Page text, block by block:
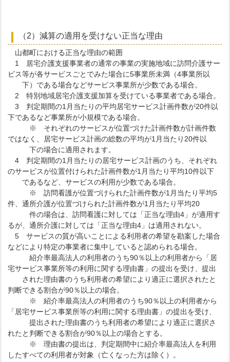
（2）減算の適用を受けない正当な理由
山都町における正当な理由の範囲
1 居宅介護支援事業者の通常の事業の実施地域に訪問介護サー
ビス等が各サービスごとでみた場合に5事業所未満（4事業所以
下）である場合などサービス事業所が少数である場合。
2 特別地域居宅介護支援加算を受けている事業者である場合。
3 判定期間の1月当たりの平均居宅サービス計画件数が20件以
下であるなど事業所が小規模である場合。
※ それぞれのサービスが位置づけた計画件数が計画件数
ではなく、居宅サービス計画の総数の平均が1月当たり20件以
下の場合に適用されます。
4 判定期間の1月当たりの居宅サービス計画のうち、それぞれ
のサービスが位置付けられた計画件数が1月当たり平均10件以下
であるなど、サービスの利用が少数である場合。
※ 訪問看護が位置づけられた計画件数が1月当たり平均5
件、通所介護が位置づけられた計画件数が1月当たり平均20
件の場合は、訪問看護に対しては「正当な理由4」が適用す
るが、通所介護に対しては「正当な理由4」は適用されない。
5 サービスの質が高いことによる利用者の希望を勘案した場合
などにより特定の事業者に集中していると認められる場合。
紹介率最高法人の利用者のうち90％以上の利用者から「居
宅サービス事業所等の利用に関する理由書」の提出を受け、提出
された理由書のうち利用者の希望により適正に選択されたと
判断できる割合が90％以上の場合。
※ 紹介率最高法人の利用者のうち90％以上の利用者から
「居宅サービス事業所等の利用に関する理由書」の提出を受け、
提出された理由書のうち利用者の希望により適正に選択さ
れたと判断できる割合が90％以上の場合とする。
※ 理由書の提出は、判定期間中に紹介率最高法人を利用
したすべての利用者が対象（亡くなった方は除く）。